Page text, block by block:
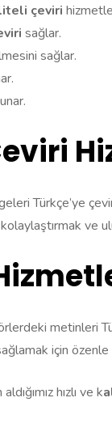
çeviri
sağlar.
sağlar.
Türkçe’ye
ve
metinleri
için
hızlı ve k